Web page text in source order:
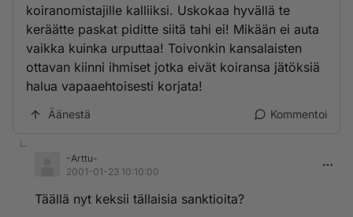
koiranomistajille kalliiksi. Uskokaa hyvällä te
keräätte paskat piditte siitä tahi ei! Mikään ei auta
vaikka kuinka urputtaa! Toivonkin kansalaisten
ottavan kiinni ihmiset jotka eivät koiransa jätöksiä
halua vapaaehtoisesti korjata!
Äänestä Kommentoi
-Arttu-
2001-01-23 10:10:00
Täällä nyt keksii tällaisia sanktioita?